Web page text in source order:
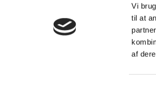
Vi
til at
af
Sparekassen Bredebro er under